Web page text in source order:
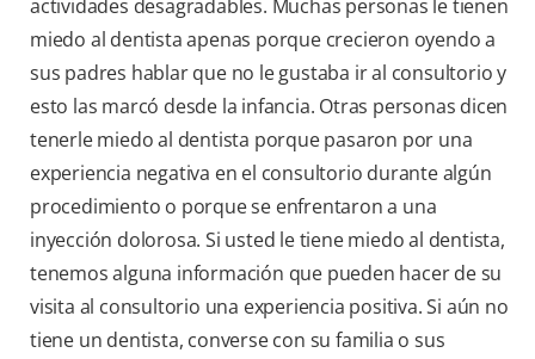
actividades desagradables. Muchas personas le tienen
miedo al dentista apenas porque crecieron oyendo a
sus padres hablar que no le gustaba ir al consultorio y
esto las marcó desde la infancia. Otras personas dicen
tenerle miedo al dentista porque pasaron por una
experiencia negativa en el consultorio durante algún
procedimiento o porque se enfrentaron a una
inyección dolorosa. Si usted le tiene miedo al dentista,
tenemos alguna información que pueden hacer de su
visita al consultorio una experiencia positiva. Si aún no
tiene un dentista, converse con su familia o sus